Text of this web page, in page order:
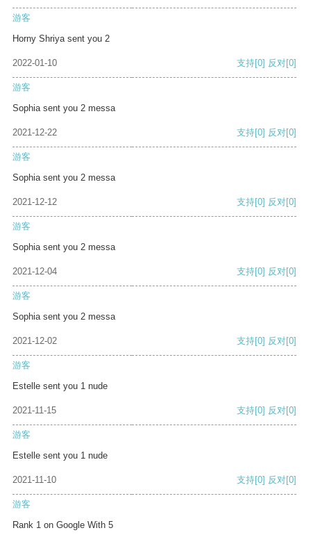
游客
Horny Shriya sent you 2
2022-01-10 支持[0] 反对[0]
游客
Sophia sent you 2 messa
2021-12-22 支持[0] 反对[0]
游客
Sophia sent you 2 messa
2021-12-12 支持[0] 反对[0]
游客
Sophia sent you 2 messa
2021-12-04 支持[0] 反对[0]
游客
Sophia sent you 2 messa
2021-12-02 支持[0] 反对[0]
游客
Estelle sent you 1 nude
2021-11-15 支持[0] 反对[0]
游客
Estelle sent you 1 nude
2021-11-10 支持[0] 反对[0]
游客
Rank 1 on Google With 5